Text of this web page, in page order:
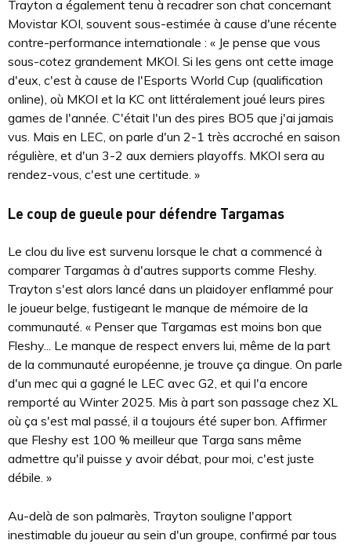
Trayton a également tenu à recadrer son chat concernant
Movistar KOI, souvent sous-estimée à cause d'une récente
contre-performance internationale : « Je pense que vous
sous-cotez grandement MKOI. Si les gens ont cette image
d'eux, c'est à cause de l'Esports World Cup (qualification
online), où MKOI et la KC ont littéralement joué leurs pires
games de l'année. C'était l'un des pires BO5 que j'ai jamais
vus. Mais en LEC, on parle d'un 2-1 très accroché en saison
régulière, et d'un 3-2 aux derniers playoffs. MKOI sera au
rendez-vous, c'est une certitude. »
Le coup de gueule pour défendre Targamas
Le clou du live est survenu lorsque le chat a commencé à
comparer Targamas à d'autres supports comme Fleshy.
Trayton s'est alors lancé dans un plaidoyer enflammé pour
le joueur belge, fustigeant le manque de mémoire de la
communauté. « Penser que Targamas est moins bon que
Fleshy... Le manque de respect envers lui, même de la part
de la communauté européenne, je trouve ça dingue. On parle
d'un mec qui a gagné le LEC avec G2, et qui l'a encore
remporté au Winter 2025. Mis à part son passage chez XL
où ça s'est mal passé, il a toujours été super bon. Affirmer
que Fleshy est 100 % meilleur que Targa sans même
admettre qu'il puisse y avoir débat, pour moi, c'est juste
débile. »
Au-delà de son palmarès, Trayton souligne l'apport
inestimable du joueur au sein d'un groupe, confirmé par tous